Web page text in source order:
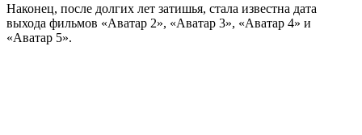
Наконец, после долгих лет затишья, стала известна дата
выхода фильмов «Аватар 2», «Аватар 3», «Аватар 4» и
«Аватар 5».